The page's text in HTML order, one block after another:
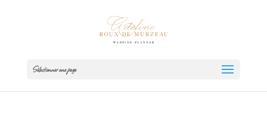
Sélectionner une page